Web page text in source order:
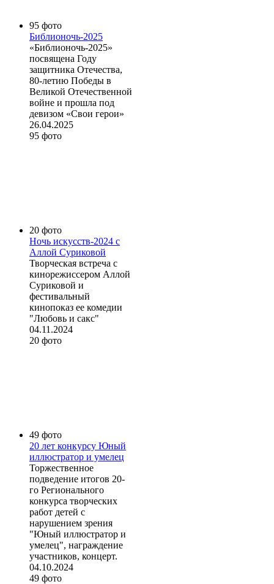
95 фото
Библионочь-2025
«Библионочь-2025»
посвящена Году
защитника Отечества,
80-летию Победы в
Великой Отечественной
войне и прошла под
девизом «Свои герои»
26.04.2025
95 фото
20 фото
Ночь искусств-2024 с
Аллой Суриковой
Творческая встреча с
кинорежиссером Аллой
Суриковой и
фестивальный
кинопоказ ее комедии
"Любовь и сакс"
04.11.2024
20 фото
49 фото
20 лет конкурсу Юный
иллюстратор и умелец
Торжественное
подведение итогов 20-
го Регионального
конкурса творческих
работ детей с
нарушением зрения
"Юный иллюстратор и
умелец", награждение
участников, концерт.
04.10.2024
49 фото